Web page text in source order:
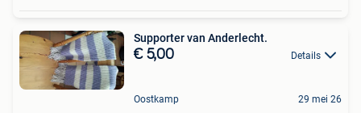
Supporter van Anderlecht.
€ 5,00 Details
Oostkamp 29 mei 26